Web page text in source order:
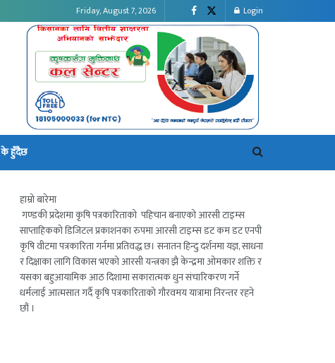
Friday, August 7, 2026 Login
के हुँदैछ
हाम्रो बारेमा
गण्डकी प्रदेशमा कृषि पत्रकारिताको पहिचान बनाएको आरसी टाइम्स
साप्ताहिकको डिजिटल प्रकाशनका रुपमा आरसी टाइम्स डट कम डट एनपी
कृषि वीटमा पत्रकारिता गर्नमा प्रतिवद्ध छ। सनातन हिन्दु दर्शनमा यज्ञ, साधना
र दिक्षाका लागि विकास भएको आरसी यन्त्रका झै केन्द्रमा ओमकार शक्ति र
यसका बहुआयामिक आठ दिशामा सकारात्मक धुन संचारिकरण गर्ने
धर्मलाई आत्मसात गर्दै कृषि पत्रकारिताको गौरवमय यात्रामा निरन्तर रहने
छौं ।